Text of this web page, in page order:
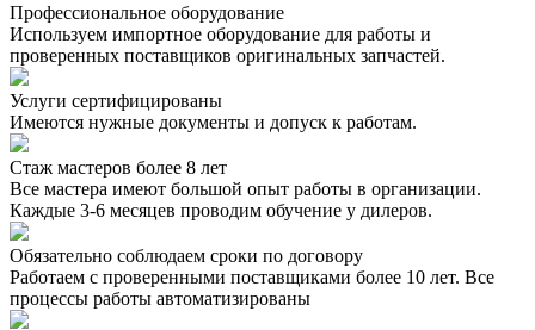
Профессиональное оборудование
Используем импортное оборудование для работы и
проверенных поставщиков оригинальных запчастей.
Услуги сертифицированы
Имеются нужные документы и допуск к работам.
Стаж мастеров более 8 лет
Все мастера имеют большой опыт работы в организации.
Каждые 3-6 месяцев проводим обучение у дилеров.
Обязательно соблюдаем сроки по договору
Работаем с проверенными поставщиками более 10 лет. Все
процессы работы автоматизированы